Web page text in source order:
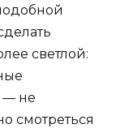
светлой:
— не
смотреться